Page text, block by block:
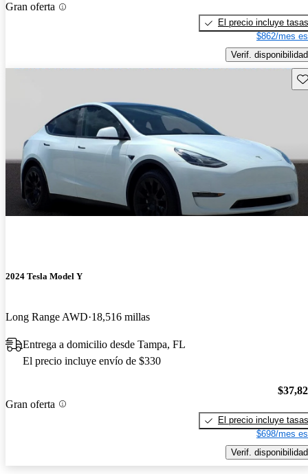
Gran oferta
El precio incluye tasas
$862/mes
Verif. disponibilidad
2024 Tesla Model Y
Long Range AWD 18,516 millas
Entrega a domicilio desde Tampa, FL
El precio incluye envío de $330
Gran oferta
El precio incluye tasas
$698/mes
Verif. disponibilidad